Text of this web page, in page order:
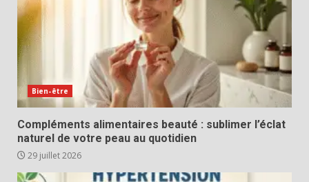
Bien-être
Compléments alimentaires beauté : sublimer l’éclat
naturel de votre peau au quotidien
29 juillet 2026